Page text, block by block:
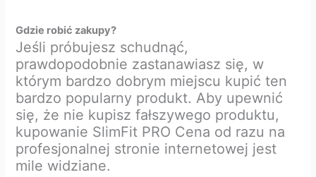
Gdzie robić zakupy?
Jeśli próbujesz schudnąć,
prawdopodobnie zastanawiasz się, w
którym bardzo dobrym miejscu kupić ten
bardzo popularny produkt. Aby upewnić
się, że nie kupisz fałszywego produktu,
kupowanie SlimFit PRO Cena od razu na
profesjonalnej stronie internetowej jest
mile widziane.